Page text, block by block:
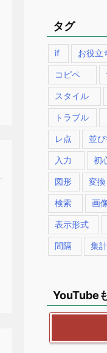
タグ
if お役立
コピペ
スタイル
トラブル
レ点 並び
入力 初
図形 変換
検索 画
表示形式
間隔 集計
YouTube